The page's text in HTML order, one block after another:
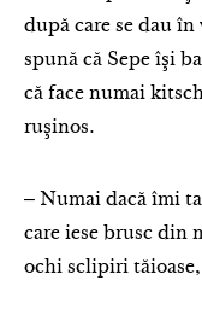
după care se dau
spună că Sepe îşi
că face numai
ruşinos.
‒ Numai dacă îmi
care iese brusc din
ochi sclipiri